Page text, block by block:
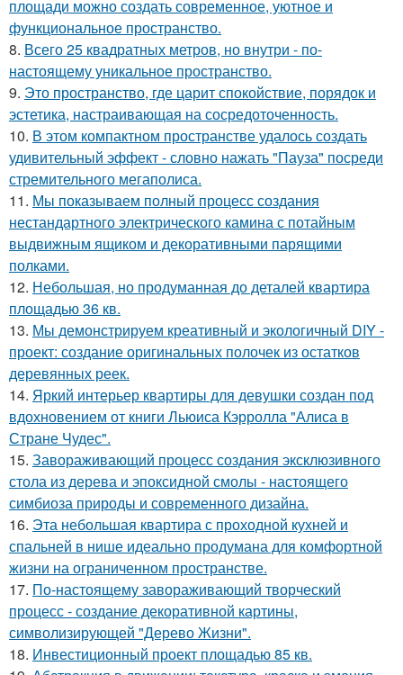
площади можно создать современное, уютное и
функциональное пространство.
8. Всего 25 квадратных метров, но внутри - по-
настоящему уникальное пространство.
9. Это пространство, где царит спокойствие, порядок и
эстетика, настраивающая на сосредоточенность.
10. В этом компактном пространстве удалось создать
удивительный эффект - словно нажать "Пауза" посреди
стремительного мегаполиса.
11. Мы показываем полный процесс создания
нестандартного электрического камина с потайным
выдвижным ящиком и декоративными парящими
полками.
12. Небольшая, но продуманная до деталей квартира
площадью 36 кв.
13. Мы демонстрируем креативный и экологичный DIY -
проект: создание оригинальных полочек из остатков
деревянных реек.
14. Яркий интерьер квартиры для девушки создан под
вдохновением от книги Льюиса Кэрролла "Алиса в
Стране Чудес".
15. Завораживающий процесс создания эксклюзивного
стола из дерева и эпоксидной смолы - настоящего
симбиоза природы и современного дизайна.
16. Эта небольшая квартира с проходной кухней и
спальней в нише идеально продумана для комфортной
жизни на ограниченном пространстве.
17. По-настоящему завораживающий творческий
процесс - создание декоративной картины,
символизирующей "Дерево Жизни".
18. Инвестиционный проект площадью 85 кв.